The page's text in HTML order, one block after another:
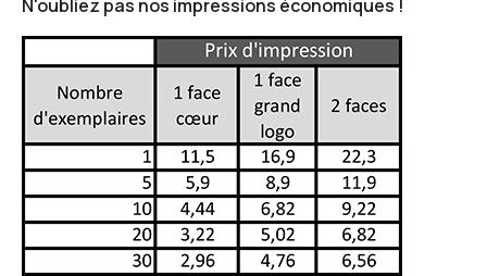
N'oubliez pas nos impressions économiques !